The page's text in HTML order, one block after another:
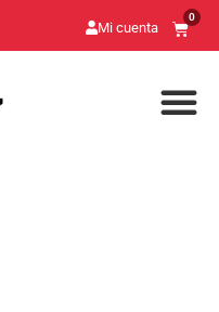
Mi cuenta
0